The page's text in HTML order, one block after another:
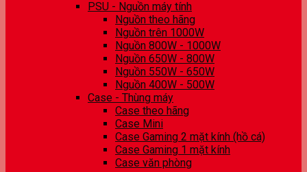
PSU - Nguồn máy tính
Nguồn theo hãng
Nguồn trên 1000W
Nguồn 800W - 1000W
Nguồn 650W - 800W
Nguồn 550W - 650W
Nguồn 400W - 500W
Case - Thùng máy
Case theo hãng
Case Mini
Case Gaming 2 mặt kính (hồ cá)
Case Gaming 1 mặt kính
Case văn phòng